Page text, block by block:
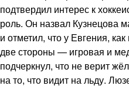
подтвердил интерес к
роль. Он назвал Кузнецова
и отметил, что у Евгения,
две стороны — игровая и
подчеркнул, что не верит
на то, что видит на льду.